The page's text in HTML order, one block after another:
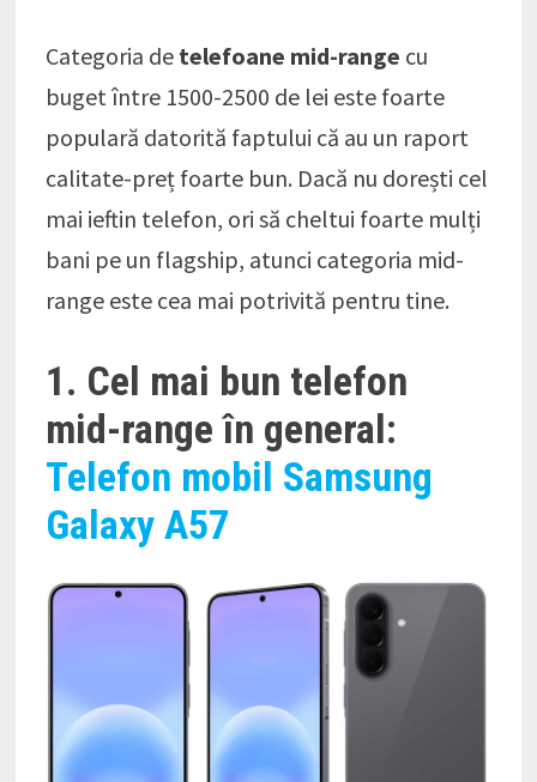
Categoria de telefoane mid-range cu
buget între 1500-2500 de lei este foarte
populară datorită faptului că au un raport
calitate-preț foarte bun. Dacă nu dorești cel
mai ieftin telefon, ori să cheltui foarte mulți
bani pe un flagship, atunci categoria mid-
range este cea mai potrivită pentru tine.
1. Cel mai bun telefon
mid-range în general:
Telefon mobil Samsung
Galaxy A57